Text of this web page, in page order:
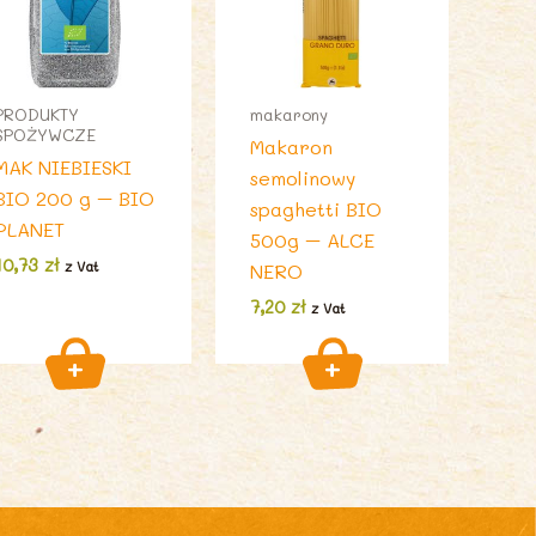
NIEBIESKI
200 g – BIO
zł z Vat
makarony
Makaron
semolinowy
spaghetti BIO
500g – ALCE
NERO
7,20zł z Vat